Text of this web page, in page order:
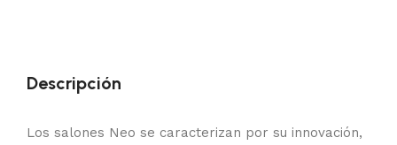
Descripción
Los salones Neo se caracterizan por su innovación,